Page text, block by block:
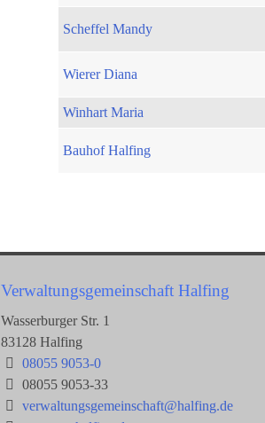
Scheffel Mandy
Wierer Diana
Winhart Maria
Bauhof Halfing
Verwaltungsgemeinschaft Halfing
Wasserburger Str. 1
83128 Halfing
08055 9053-0
08055 9053-33
verwaltungsgemeinschaft@halfing.de